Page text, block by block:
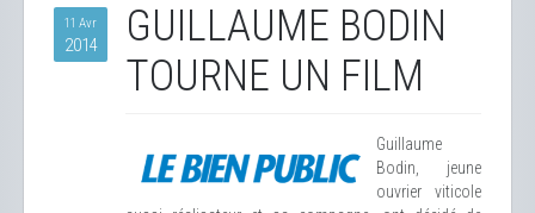
11 Avr
2014
GUILLAUME BODIN
TOURNE UN FILM
Guillaume
Bodin, jeune
ouvrier viticole